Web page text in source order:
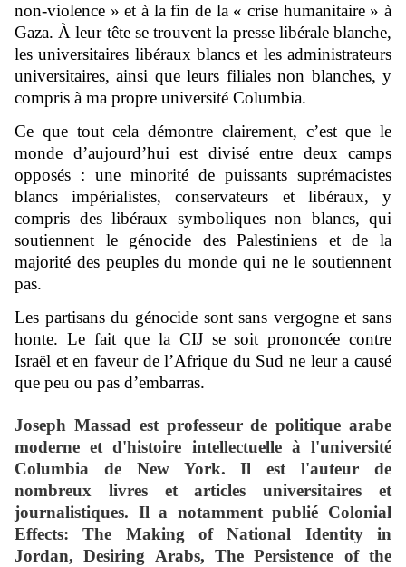
non-violence » et à la fin de la « crise humanitaire » à
Gaza. À leur tête se trouvent la presse libérale blanche,
les universitaires libéraux blancs et les administrateurs
universitaires, ainsi que leurs filiales non blanches, y
compris à ma propre université Columbia.
Ce que tout cela démontre clairement, c’est que le
monde d’aujourd’hui est divisé entre deux camps
opposés : une minorité de puissants suprémacistes
blancs impérialistes, conservateurs et libéraux, y
compris des libéraux symboliques non blancs, qui
soutiennent le génocide des Palestiniens et de la
majorité des peuples du monde qui ne le soutiennent
pas.
Les partisans du génocide sont sans vergogne et sans
honte. Le fait que la CIJ se soit prononcée contre
Israël et en faveur de l’Afrique du Sud ne leur a causé
que peu ou pas d’embarras.
Joseph Massad est professeur de politique arabe
moderne et d'histoire intellectuelle à l'université
Columbia de New York. Il est l'auteur de
nombreux livres et articles universitaires et
journalistiques. Il a notamment publié Colonial
Effects: The Making of National Identity in
Jordan, Desiring Arabs, The Persistence of the